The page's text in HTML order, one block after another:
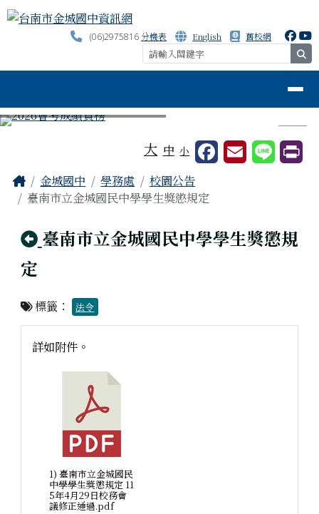
跳至主內容區
台南市金城國中資訊網
(06)2975816分機表 English 舊校網
⏸
大 中 小
主內容區域
Home
金城國中 學務處
校園公告
臺南市立金城國民中學學生獎懲規定
回上頁
臺南市立金城國民中學學生獎懲規
定
標籤： 法令
詳如附件。
1) 臺南市立金城國民
中學學生獎懲規定 11
5年4月29日校務會
議修正通過.pdf
頁尾區域